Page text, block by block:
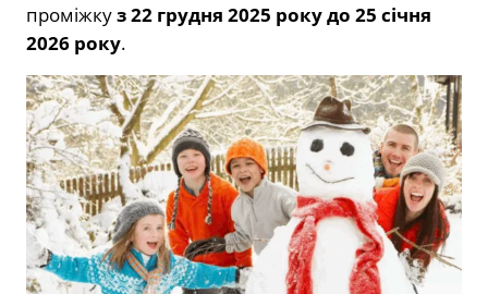
проміжкуз 22 грудня 2025 року до 25 січня
2026 року.